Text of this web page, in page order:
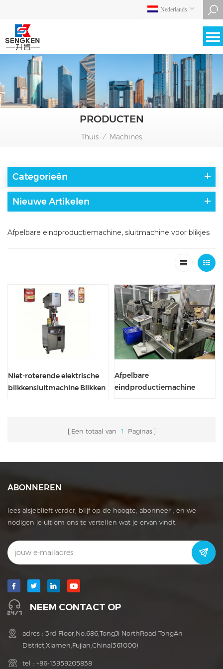
Nederlands
PRODUCTEN
Thuis / Machines
Categorieën
Nieuwe Artikelen
Afpelbare eindproductiemachine, sluitmachine voor blikjes
Niet-roterende elektrische
blikkensluitmachine Blikken
Afpelbare
eindproductiemachine
Een totaal van 1 Paginas
ABONNEREN
lees alsjeblieft verder, blijf op de hoogte, abonneer , en we
nodigen je uit om ons te vertellen wat je ervan vindt.
NEEM CONTACT OP
adres : 3rd Floor,No.686,TongJi NorthRoad TongAn
District,Xiamen,Fujian,China(361000)
tel : +86-13959205838